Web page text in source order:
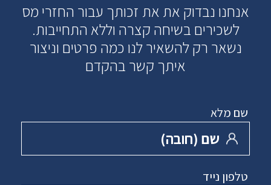
אנחנו נבדוק את את זכותך עבור החזרי מס
לשכירים בשיחה קצרה וללא התחייבות.
נשאר רק להשאיר לנו כמה פרטים וניצור
איתך קשר בהקדם
שם מלא
שם ‏(חובה)
טלפון נייד